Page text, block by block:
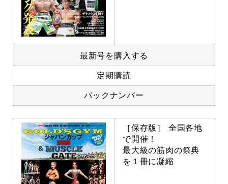
最新号を購入する
定期購読
バックナンバー
［保存版］ 全国各地
で開催！
最大級の筋肉の祭典
を１冊に凝縮